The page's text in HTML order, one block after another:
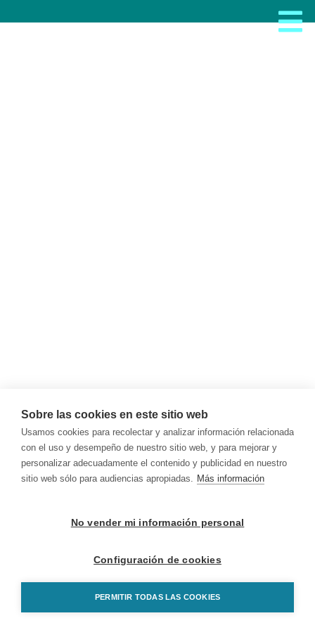
Sobre las cookies en este sitio web
Usamos cookies para recolectar y analizar información relacionada
con el uso y desempeño de nuestro sitio web, y para mejorar y
personalizar adecuadamente el contenido y publicidad en nuestro
sitio web sólo para audiencias apropiadas. Más información
No vender mi información personal
Configuración de cookies
PERMITIR TODAS LAS COOKIES